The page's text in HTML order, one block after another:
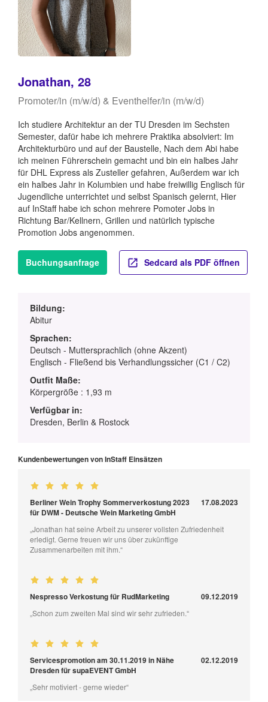
Jonathan, 28
Promoter/in (m/w/d) & Eventhelfer/in (m/w/d)
Ich studiere Architektur an der TU Dresden im Sechsten
Semester, dafür habe ich mehrere Praktika absolviert: Im
Architekturbüro und auf der Baustelle, Nach dem Abi habe
ich meinen Führerschein gemacht und bin ein halbes Jahr
für DHL Express als Zusteller gefahren, Außerdem war ich
ein halbes Jahr in Kolumbien und habe freiwillig Englisch für
Jugendliche unterrichtet und selbst Spanisch gelernt, Hier
auf InStaff habe ich schon mehrere Pomoter Jobs in
Richtung Bar/Kellnern, Grillen und natürlich typische
Promotion Jobs angenommen.
Buchungsanfrage Sedcard als PDF öffnen
Bildung:
Abitur
Sprachen:
Deutsch - Muttersprachlich (ohne Akzent)
Englisch - Fließend bis Verhandlungssicher (C1 / C2)
Outfit Maße:
Körpergröße : 1,93 m
Verfügbar in:
Dresden, Berlin & Rostock
Kundenbewertungen von InStaff Einsätzen
Berliner Wein Trophy Sommerverkostung 2023
für DWM - Deutsche Wein Marketing GmbH
17.08.2023
„Jonathan hat seine Arbeit zu unserer vollsten Zufriedenheit
erledigt. Gerne freuen wir uns über zukünftige
Zusammenarbeiten mit ihm.“
Nespresso Verkostung für RudMarketing 09.12.2019
„Schon zum zweiten Mal sind wir sehr zufrieden.“
Servicespromotion am 30.11.2019 in Nähe
Dresden für supaEVENT GmbH
02.12.2019
„Sehr motiviert - gerne wieder“